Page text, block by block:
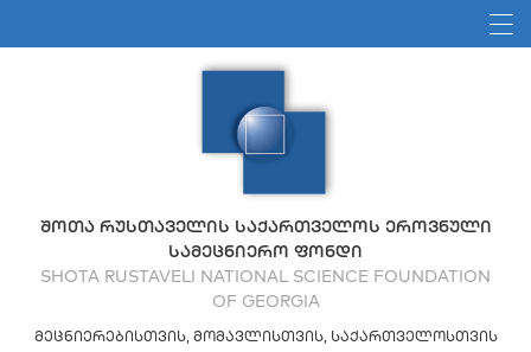
ᲨᲝᲗᲐ ᲠᲣᲡᲗᲐᲕᲔᲚᲘᲡ ᲡᲐᲥᲐᲠᲗᲕᲔᲚᲝᲡ ᲔᲠᲝᲕᲜᲣᲚᲘ
ᲡᲐᲛᲔᲪᲜᲘᲔᲠᲝ ᲤᲝᲜᲓᲘ
SHOTA RUSTAVELI NATIONAL SCIENCE FOUNDATION
OF GEORGIA
ᲛᲔᲪᲜᲘᲔᲠᲔᲑᲘᲡᲗᲕᲘᲡ, ᲛᲝᲛᲐᲕᲚᲘᲡᲗᲕᲘᲡ, ᲡᲐᲥᲐᲠᲗᲕᲔᲚᲝᲡᲗᲕᲘᲡ